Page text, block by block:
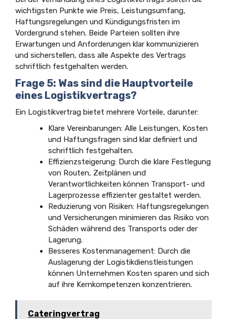
wichtigsten Punkte wie Preis, Leistungsumfang,
Haftungsregelungen und Kündigungsfristen im
Vordergrund stehen. Beide Parteien sollten ihre
Erwartungen und Anforderungen klar kommunizieren
und sicherstellen, dass alle Aspekte des Vertrags
schriftlich festgehalten werden.
Frage 5: Was sind die Hauptvorteile
eines Logistikvertrags?
Ein Logistikvertrag bietet mehrere Vorteile, darunter:
Klare Vereinbarungen: Alle Leistungen, Kosten
und Haftungsfragen sind klar definiert und
schriftlich festgehalten.
Effizienzsteigerung: Durch die klare Festlegung
von Routen, Zeitplänen und
Verantwortlichkeiten können Transport- und
Lagerprozesse effizienter gestaltet werden.
Reduzierung von Risiken: Haftungsregelungen
und Versicherungen minimieren das Risiko von
Schäden während des Transports oder der
Lagerung.
Besseres Kostenmanagement: Durch die
Auslagerung der Logistikdienstleistungen
können Unternehmen Kosten sparen und sich
auf ihre Kernkompetenzen konzentrieren.
Cateringvertrag